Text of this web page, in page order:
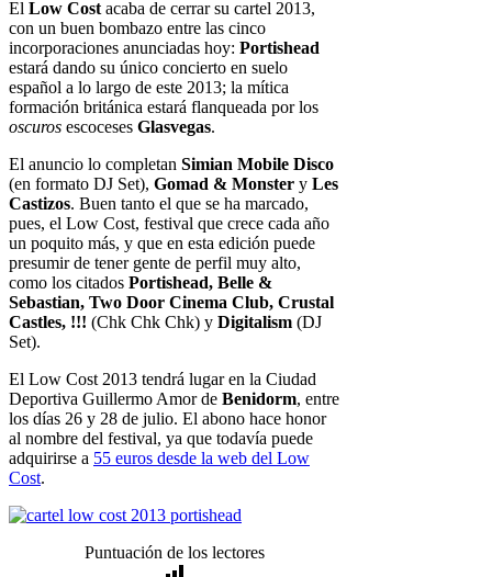
El Low Cost acaba de cerrar su cartel 2013,
con un buen bombazo entre las cinco
incorporaciones anunciadas hoy: Portishead
estará dando su único concierto en suelo
español a lo largo de este 2013; la mítica
formación británica estará flanqueada por los
oscuros escoceses Glasvegas.
El anuncio lo completan Simian Mobile Disco
(en formato DJ Set), Gomad & Monster y Les
Castizos. Buen tanto el que se ha marcado,
pues, el Low Cost, festival que crece cada año
un poquito más, y que en esta edición puede
presumir de tener gente de perfil muy alto,
como los citados Portishead, Belle &
Sebastian, Two Door Cinema Club, Crustal
Castles, !!! (Chk Chk Chk) y Digitalism (DJ
Set).
El Low Cost 2013 tendrá lugar en la Ciudad
Deportiva Guillermo Amor de Benidorm, entre
los días 26 y 28 de julio. El abono hace honor
al nombre del festival, ya que todavía puede
adquirirse a 55 euros desde la web del Low
Cost.
Puntuación de los lectores